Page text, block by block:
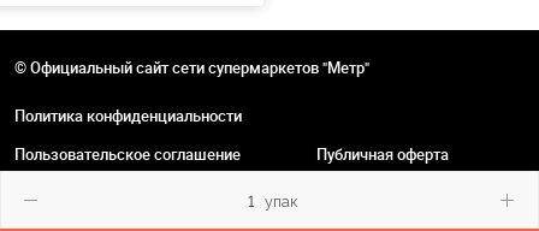
упак
© Официальный сайт сети супермаркетов "Метр"
Политика конфиденциальности
Пользовательское соглашение
Публичная оферта